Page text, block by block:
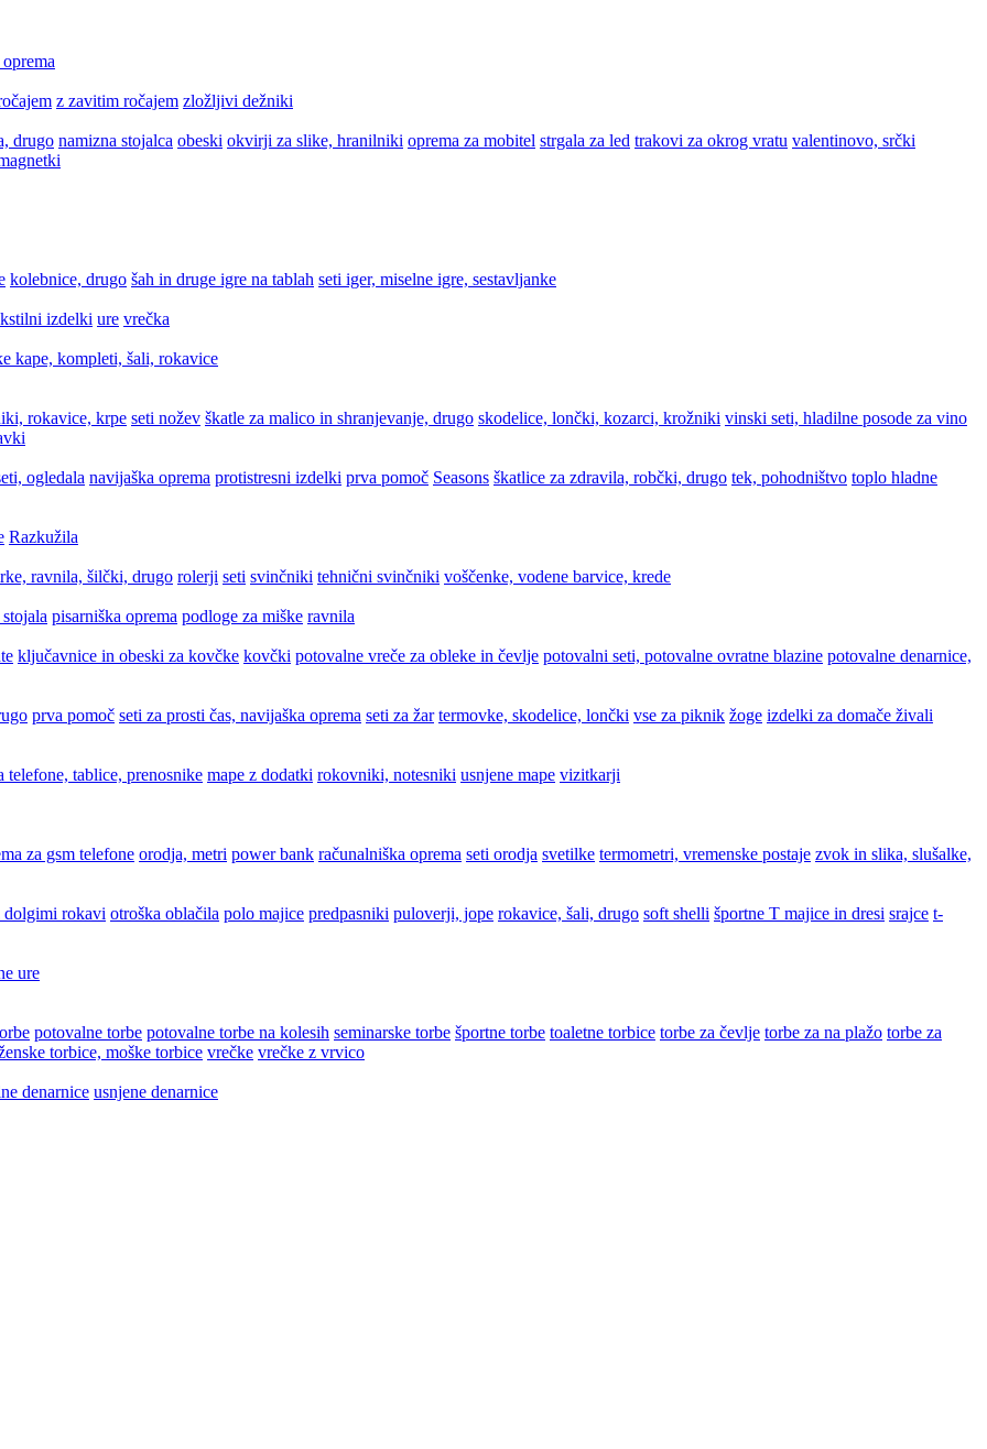
z zavitim ročajem zložljivi dežniki
drugo namizna stojalca obeski okvirji za slike, hranilniki oprema za mobitel strgala za led trakovi za okrog vratu valentinovo, srčki
kolebnice, drugo šah in druge igre na tablah seti iger, miselne igre, sestavljanke
izdelki ure vrečka
kape, kompleti, šali, rokavice
rokavice, krpe seti nožev škatle za malico in shranjevanje, drugo skodelice, lončki, kozarci, krožniki vinski seti, hladilne posode za vino
ogledala navijaška oprema protistresni izdelki prva pomoč Seasons škatlice za zdravila, robčki, drugo tek, pohodništvo toplo hladne
Razkužila
ravnila, šilčki, drugo rolerji seti svinčniki tehnični svinčniki voščenke, vodene barvice, krede
pisarniška oprema podloge za miške ravnila
ključavnice in obeski za kovčke kovčki potovalne vreče za obleke in čevlje potovalni seti, potovalne ovratne blazine potovalne denarnice,
prva pomoč seti za prosti čas, navijaška oprema seti za žar termovke, skodelice, lončki vse za piknik žoge izdelki za domače živali
telefone, tablice, prenosnike mape z dodatki rokovniki, notesniki usnjene mape vizitkarji
za gsm telefone orodja, metri power bank računalniška oprema seti orodja svetilke termometri, vremenske postaje zvok in slika, slušalke,
dolgimi rokavi otroška oblačila polo majice predpasniki puloverji, jope rokavice, šali, drugo soft shelli športne T majice in dresi srajce t-
ure
potovalne torbe potovalne torbe na kolesih seminarske torbe športne torbe toaletne torbice torbe za čevlje torbe za na plažo torbe za
torbice, moške torbice vrečke vrečke z vrvico
denarnice usnjene denarnice